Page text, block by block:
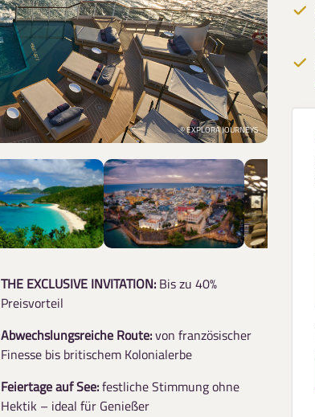
© EXPLORA JOURNEYS
THE EXCLUSIVE INVITATION: Bis zu 40%
Preisvorteil
Abwechslungsreiche Route:von französischer
Finesse bis britischem Kolonialerbe
Feiertage auf See:festliche Stimmung ohne
Hektik – ideal für Genießer